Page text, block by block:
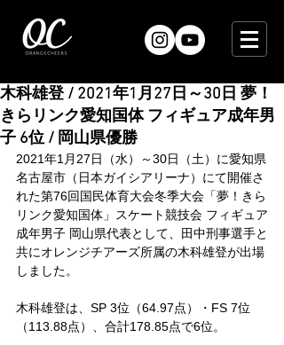
木科雄登 / 2021年1月27日～30日 夢！
きらリンク愛知国体 フィギュア成年男
子 6位 / 岡山県優勝
2021年1月27日（水）～30日（土）に愛知県
名古屋市（日本ガイシアリーナ）にて開催さ
れた第76回国民体育大会冬季大会「夢！きら
リンク愛知国体」スケート競技会 フィギュア
成年男子 岡山県代表として、田中刑事選手と
共にオレンジチアーズ所属の木科雄登が出場
しました。
木科雄登は、SP 3位（64.97点）・FS 7位
（113.88点）、合計178.85点で6位。